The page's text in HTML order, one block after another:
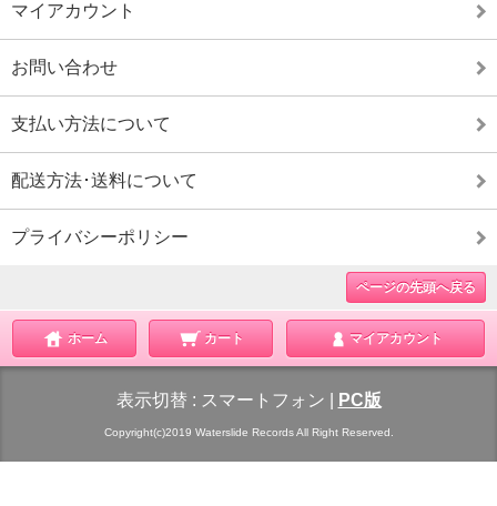
マイアカウント
お問い合わせ
支払い方法について
配送方法･送料について
プライバシーポリシー
ページの先頭へ戻る
ホーム カート マイアカウント
表示切替 : スマートフォン PC版
Copyright(c)2019 Waterslide Records All Right Reserved.